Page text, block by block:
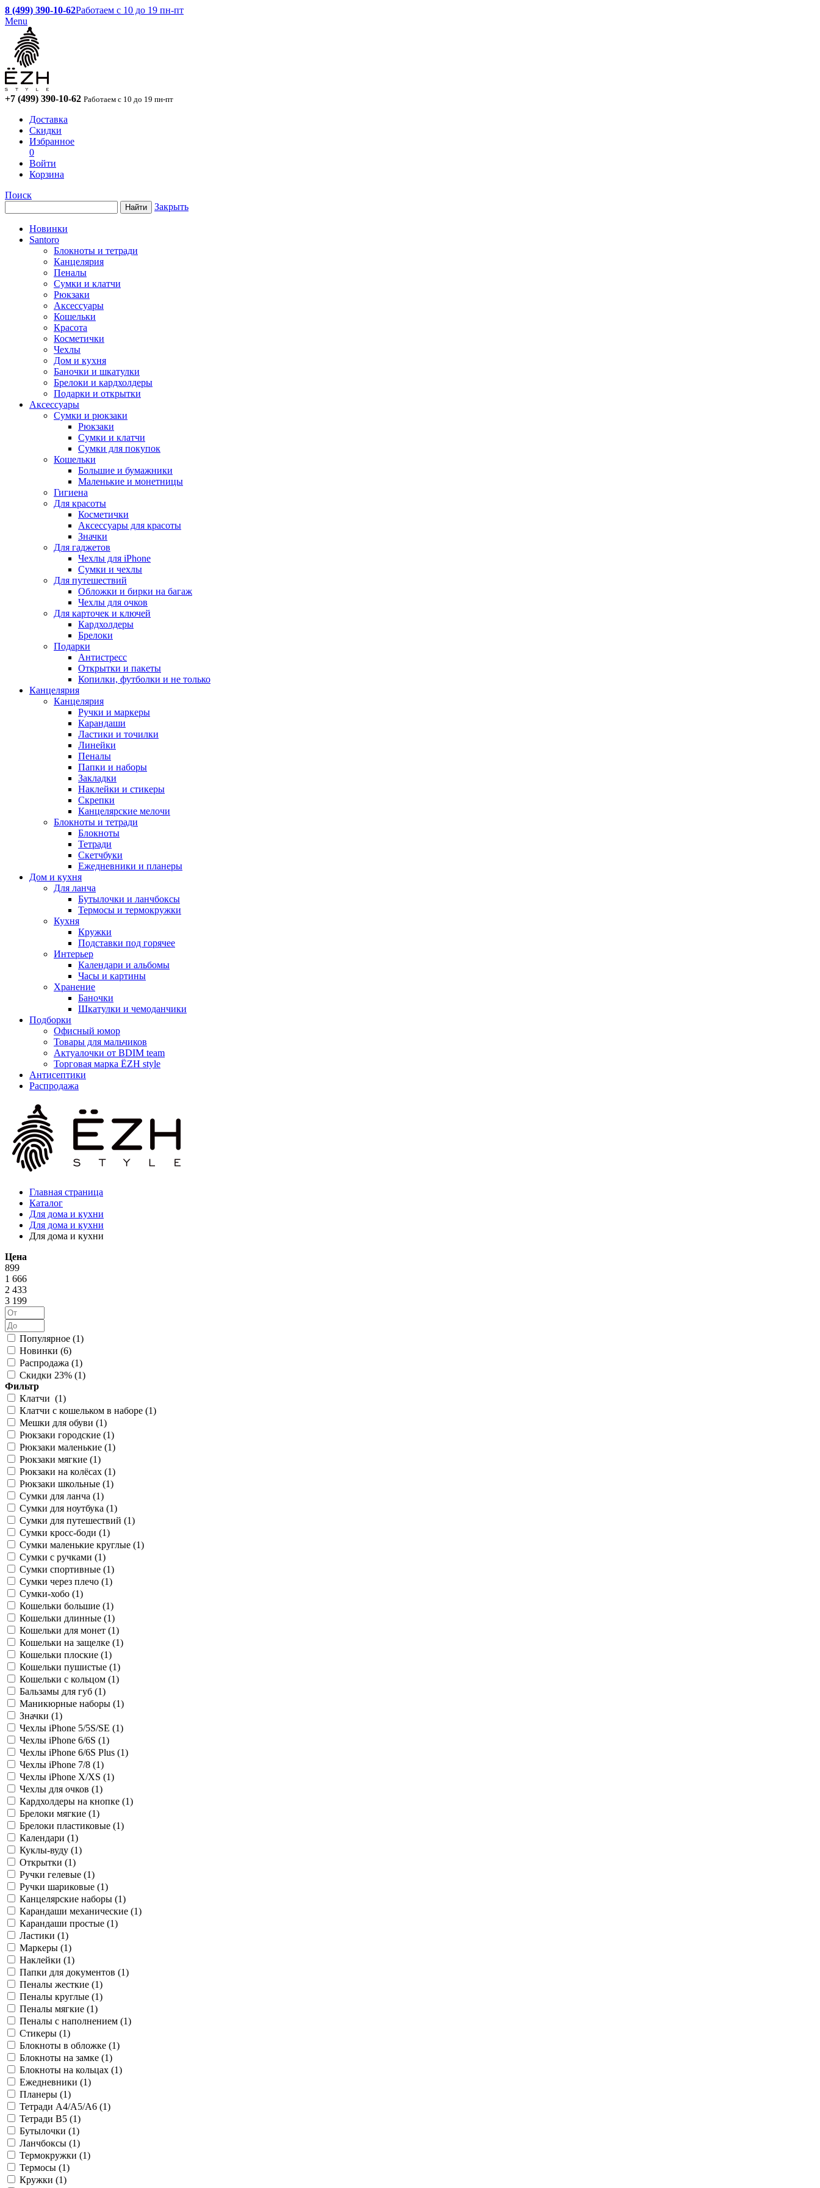
8 (499) 390-10-62Работаем с 10 до 19 пн-пт
Menu
+7 (499) 390-10-62 Работаем с 10 до 19 пн-пт
Доставка
Скидки
Избранное
0
Войти
Корзина
Поиск
Закрыть
Новинки
Santoro
Блокноты и тетради
Канцелярия
Пеналы
Сумки и клатчи
Рюкзаки
Аксессуары
Кошельки
Красота
Косметички
Чехлы
Дом и кухня
Баночки и шкатулки
Брелоки и кардхолдеры
Подарки и открытки
Аксессуары
Сумки и рюкзаки
Рюкзаки
Сумки и клатчи
Сумки для покупок
Кошельки
Большие и бумажники
Маленькие и монетницы
Гигиена
Для красоты
Косметички
Аксессуары для красоты
Значки
Для гаджетов
Чехлы для iPhone
Сумки и чехлы
Для путешествий
Обложки и бирки на багаж
Чехлы для очков
Для карточек и ключей
Кардхолдеры
Брелоки
Подарки
Антистресс
Открытки и пакеты
Копилки, футболки и не только
Канцелярия
Канцелярия
Ручки и маркеры
Карандаши
Ластики и точилки
Линейки
Пеналы
Папки и наборы
Закладки
Наклейки и стикеры
Скрепки
Канцелярские мелочи
Блокноты и тетради
Блокноты
Тетради
Скетчбуки
Ежедневники и планеры
Дом и кухня
Для ланча
Бутылочки и ланчбоксы
Термосы и термокружки
Кухня
Кружки
Подставки под горячее
Интерьер
Календари и альбомы
Часы и картины
Хранение
Баночки
Шкатулки и чемоданчики
Подборки
Офисный юмор
Товары для мальчиков
Актуалочки от BDIM team
Торговая марка ЁZH style
Антисептики
Распродажа
Главная страница
Каталог
Для дома и кухни
Для дома и кухни
Для дома и кухни
Цена
899
1 666
2 433
3 199
Популярное (1)
Новинки (6)
Распродажа (1)
Скидки 23% (1)
Фильтр
Клатчи (1)
Клатчи с кошельком в наборе (1)
Мешки для обуви (1)
Рюкзаки городские (1)
Рюкзаки маленькие (1)
Рюкзаки мягкие (1)
Рюкзаки на колёсах (1)
Рюкзаки школьные (1)
Сумки для ланча (1)
Сумки для ноутбука (1)
Сумки для путешествий (1)
Сумки кросс-боди (1)
Сумки маленькие круглые (1)
Сумки с ручками (1)
Сумки спортивные (1)
Сумки через плечо (1)
Сумки-хобо (1)
Кошельки большие (1)
Кошельки длинные (1)
Кошельки для монет (1)
Кошельки на защелке (1)
Кошельки плоские (1)
Кошельки пушистые (1)
Кошельки с кольцом (1)
Бальзамы для губ (1)
Маникюрные наборы (1)
Значки (1)
Чехлы iPhone 5/5S/SE (1)
Чехлы iPhone 6/6S (1)
Чехлы iPhone 6/6S Plus (1)
Чехлы iPhone 7/8 (1)
Чехлы iPhone X/XS (1)
Чехлы для очков (1)
Кардхолдеры на кнопке (1)
Брелоки мягкие (1)
Брелоки пластиковые (1)
Календари (1)
Куклы-вуду (1)
Открытки (1)
Ручки гелевые (1)
Ручки шариковые (1)
Канцелярские наборы (1)
Карандаши механические (1)
Карандаши простые (1)
Ластики (1)
Маркеры (1)
Наклейки (1)
Папки для документов (1)
Пеналы жесткие (1)
Пеналы круглые (1)
Пеналы мягкие (1)
Пеналы с наполнением (1)
Стикеры (1)
Блокноты в обложке (1)
Блокноты на замке (1)
Блокноты на кольцах (1)
Ежедневники (1)
Планеры (1)
Тетради A4/A5/A6 (1)
Тетради B5 (1)
Бутылочки (1)
Ланчбоксы (1)
Термокружки (1)
Термосы (1)
Кружки (1)